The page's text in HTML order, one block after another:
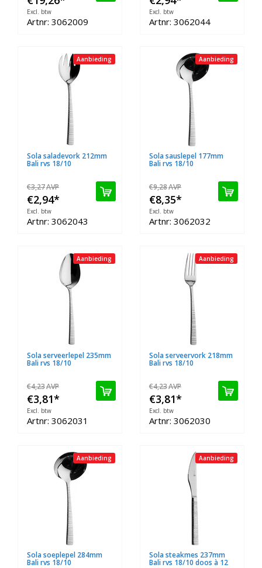
Excl. btw
Artnr: 3062009
Excl. btw
Artnr: 3062044
Aanbieding
Sola saladevork 212mm
Bali rvs 18/10
€3,27AVP
€2,94*
Excl. btw
Artnr: 3062043
Aanbieding
Sola sauslepel 177mm
Bali rvs 18/10
€9,28AVP
€8,35*
Excl. btw
Artnr: 3062032
Aanbieding
Sola serveerlepel 235mm
Bali rvs 18/10
€4,23AVP
€3,81*
Excl. btw
Artnr: 3062031
Aanbieding
Sola serveervork 218mm
Bali rvs 18/10
€4,23AVP
€3,81*
Excl. btw
Artnr: 3062030
Aanbieding
Sola soeplepel 284mm
Bali rvs 18/10
Aanbieding
Sola steakmes 237mm
Bali rvs 18/10 doos à 12